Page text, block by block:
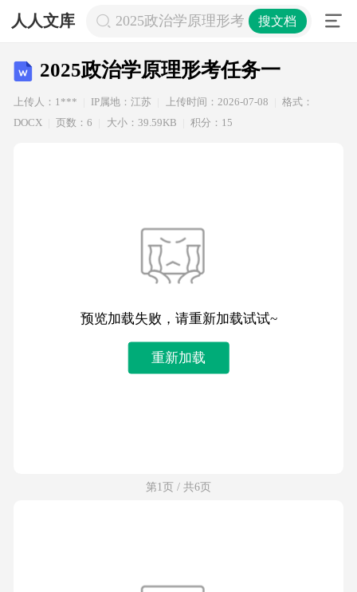
人人文库 2025政治学原理形考任务一
搜文档
2025政治学原理形考任务一
上传人：1*** IP属地：江苏 上传时间：2026-07-08
格式：
DOCX
页数：6 大小：39.59KB 积分：15
预览加载失败，请重新加载试试~
重新加载
第1页 / 共6页